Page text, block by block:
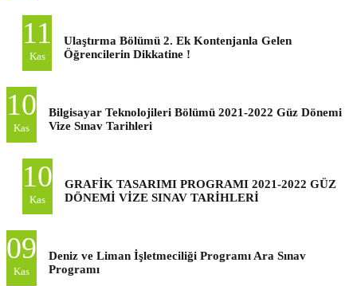
11
Kas
Ulaştırma Bölümü 2. Ek Kontenjanla Gelen
Öğrencilerin Dikkatine !
10
Kas
Bilgisayar Teknolojileri Bölümü 2021-2022 Güz Dönemi
Vize Sınav Tarihleri
10
Kas
GRAFİK TASARIMI PROGRAMI 2021-2022 GÜZ
DÖNEMİ VİZE SINAV TARİHLERİ
09
Kas
Deniz ve Liman İşletmeciliği Programı Ara Sınav
Programı